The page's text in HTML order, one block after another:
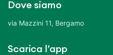
Dove siamo
via Mazzini 11, Bergamo
Scarica l’app